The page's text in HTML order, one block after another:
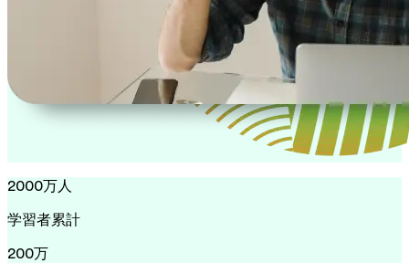
2000万人
学習者累計
200万